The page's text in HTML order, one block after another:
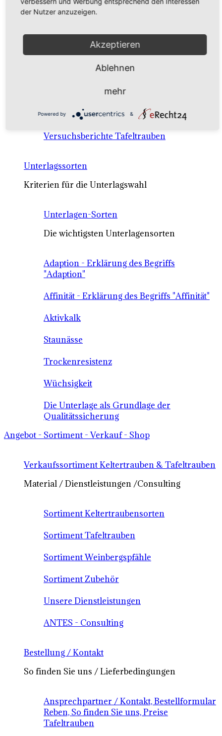
Anbausysteme & Recht
Tafeltrauben A-Z Sortenbeschreibungen
Voraussetzungen
Pflanzenschutz bei Tafeltrauben
Anbausysteme für Tafeltrauben
Versuchsberichte Tafeltrauben
Unterlagssorten
Kriterien für die Unterlagswahl
Unterlagen-Sorten
Die wichtigsten Unterlagensorten
Adaption - Erklärung des Begriffs
"Adaption"
Affinität - Erklärung des Begriffs "Affinität"
Aktivkalk
Staunässe
Trockenresistenz
Wüchsigkeit
Die Unterlage als Grundlage der
Qualitätssicherung
Angebot - Sortiment - Verkauf - Shop
Verkaufssortiment Keltertrauben & Tafeltrauben
Material / Dienstleistungen /Consulting
Sortiment Keltertraubensorten
Sortiment Tafeltrauben
Sortiment Weinbergspfähle
Sortiment Zubehör
Unsere Dienstleistungen
ANTES - Consulting
Bestellung / Kontakt
So finden Sie uns / Lieferbedingungen
Ansprechpartner / Kontakt, Bestellformular
Reben, So finden Sie uns, Preise
Tafeltrauben
der Nutzer anzuzeigen.
Akzeptieren
Ablehnen
mehr
Powered by &